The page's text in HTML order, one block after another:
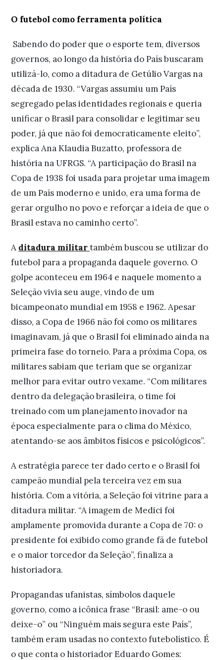
O futebol como ferramenta política
Sabendo do poder que o esporte tem, diversos
governos, ao longo da história do País buscaram
utilizá-lo, como a ditadura de Getúlio Vargas na
década de 1930. “Vargas assumiu um País
segregado pelas identidades regionais e queria
unificar o Brasil para consolidar e legitimar seu
poder, já que não foi democraticamente eleito”,
explica Ana Klaudia Buzatto, professora de
história na UFRGS. “A participação do Brasil na
Copa de 1938 foi usada para projetar uma imagem
de um País moderno e unido, era uma forma de
gerar orgulho no povo e reforçar a ideia de que o
Brasil estava no caminho certo”.
A ditadura militartambém buscou se utilizar do
futebol para a propaganda daquele governo. O
golpe aconteceu em 1964 e naquele momento a
Seleção vivia seu auge, vindo de um
bicampeonato mundial em 1958 e 1962. Apesar
disso, a Copa de 1966 não foi como os militares
imaginavam, já que o Brasil foi eliminado ainda na
primeira fase do torneio. Para a próxima Copa, os
militares sabiam que teriam que se organizar
melhor para evitar outro vexame. “Com militares
dentro da delegação brasileira, o time foi
treinado com um planejamento inovador na
época especialmente para o clima do México,
atentando-se aos âmbitos físicos e psicológicos”.
A estratégia parece ter dado certo e o Brasil foi
campeão mundial pela terceira vez em sua
história. Com a vitória, a Seleção foi vitrine para a
ditadura militar. “A imagem de Medici foi
amplamente promovida durante a Copa de 70: o
presidente foi exibido como grande fã de futebol
e o maior torcedor da Seleção”, finaliza a
historiadora.
Propagandas ufanistas, símbolos daquele
governo, como a icônica frase “Brasil: ame-o ou
deixe-o” ou “Ninguém mais segura este País”,
também eram usadas no contexto futebolístico. É
o que conta o historiador Eduardo Gomes: